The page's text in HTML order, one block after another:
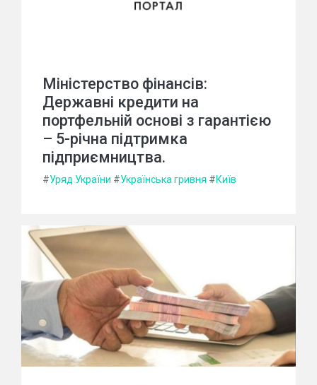
Міністерство фінансів:
Державні кредити на
портфельній основі з гарантією
– 5-річна підтримка
підприємництва.
#Уряд України #Українська гривня #Київ